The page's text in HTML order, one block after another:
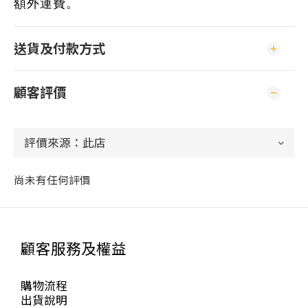
額外運費。
送貨及付款方式
顧客評價
尚未有任何評價
顧客服務及權益
購物流程
出貨說明